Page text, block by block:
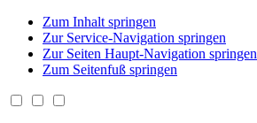
Zum Inhalt springen
Zur Service-Navigation springen
Zur Seiten Haupt-Navigation springen
Zum Seitenfuß springen